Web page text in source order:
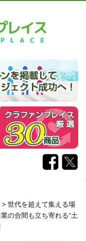
> 世代を超えて集える場
の合間も立ち寄れる“土